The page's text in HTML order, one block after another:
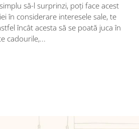
să-l surprinzi, poți face acest
în considerare interesele sale, te
încât acesta să se poată juca în
cadourile,...